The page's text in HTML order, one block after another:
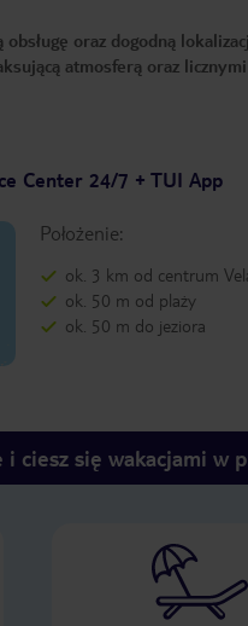
oraz dogodną
atmosferą oraz licznymi
Center 24/7 + TUI App
Położenie:
ok. 3 km od centrum
ok. 50 m od plaży
ok. 50 m do jeziora
ciesz się wakacjami w